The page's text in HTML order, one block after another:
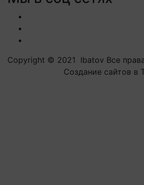
Copyright © 2021 Ibatov Все
Создание сайтов в